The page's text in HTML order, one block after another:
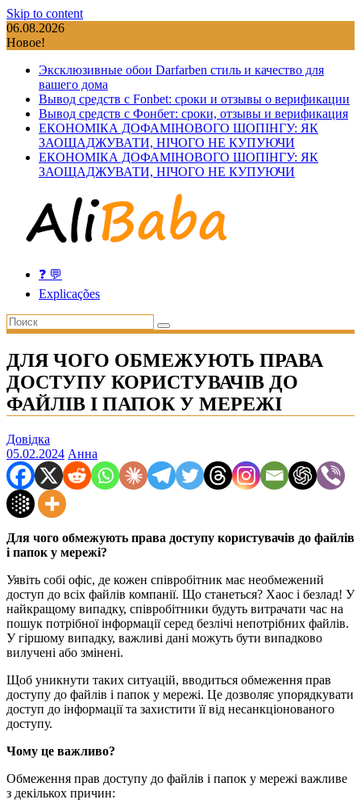
Skip to content
06.08.2026
Новое!
Эксклюзивные обои Darfarben стиль и качество для
вашего дома
Вывод средств с Fonbet: сроки и отзывы о верификации
Вывод средств с Фонбет: сроки, отзывы и верификация
ЕКОНОМІКА ДОФАМІНОВОГО ШОПІНГУ: ЯК
ЗАОЩАДЖУВАТИ, НІЧОГО НЕ КУПУЮЧИ
ЕКОНОМІКА ДОФАМІНОВОГО ШОПІНГУ: ЯК
ЗАОЩАДЖУВАТИ, НІЧОГО НЕ КУПУЮЧИ
❓ 💬
Explicações
ДЛЯ ЧОГО ОБМЕЖУЮТЬ ПРАВА
ДОСТУПУ КОРИСТУВАЧІВ ДО
ФАЙЛІВ І ПАПОК У МЕРЕЖІ
Довідка
05.02.2024 Анна
Для чого обмежують права доступу користувачів до файлів
і папок у мережі?
Уявіть собі офіс, де кожен співробітник має необмежений
доступ до всіх файлів компанії. Що станеться? Хаос і безлад! У
найкращому випадку, співробітники будуть витрачати час на
пошук потрібної інформації серед безлічі непотрібних файлів.
У гіршому випадку, важливі дані можуть бути випадково
вилучені або змінені.
Щоб уникнути таких ситуацій, вводиться обмеження прав
доступу до файлів і папок у мережі. Це дозволяє упорядкувати
доступ до інформації та захистити її від несанкціонованого
доступу.
Чому це важливо?
Обмеження прав доступу до файлів і папок у мережі важливе
з декількох причин: